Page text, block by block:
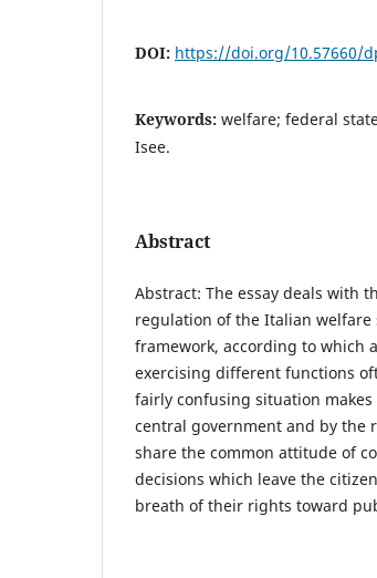
DOI: https://doi.org/10.57660/
Keywords: welfare; federal
Isee.
Abstract
Abstract: The essay deals with
regulation of the Italian
framework, according to which
exercising different functions
fairly confusing situation
central government and by the
share the common attitude of
decisions which leave the
breath of their rights toward